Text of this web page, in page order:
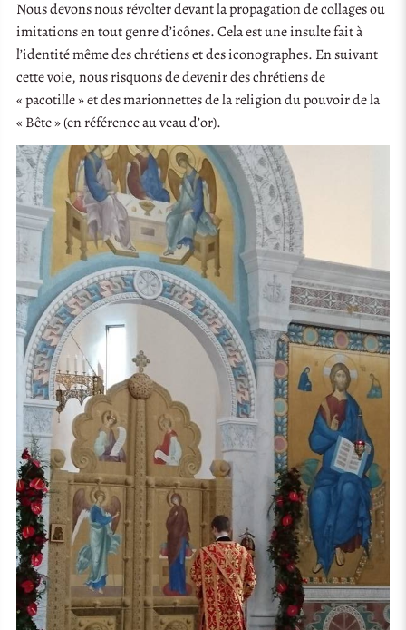
Nous devons nous révolter devant la propagation de collages ou
imitations en tout genre d’icônes. Cela est une insulte fait à
l’identité même des chrétiens et des iconographes. En suivant
cette voie, nous risquons de devenir des chrétiens de
« pacotille » et des marionnettes de la religion du pouvoir de la
« Bête » (en référence au veau d’or).